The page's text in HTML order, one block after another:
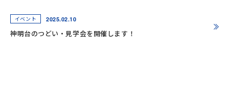
イベント 2025.02.10
神明台のつどい・見学会を開催します！